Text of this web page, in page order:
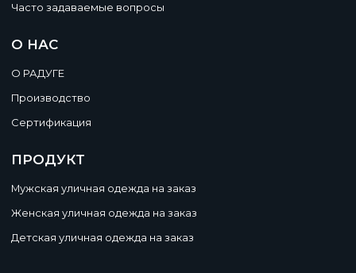
Часто задаваемые вопросы
О НАС
О РАДУГЕ
Производство
Сертификация
ПРОДУКТ
Мужская уличная одежда на заказ
Женская уличная одежда на заказ
Детская уличная одежда на заказ